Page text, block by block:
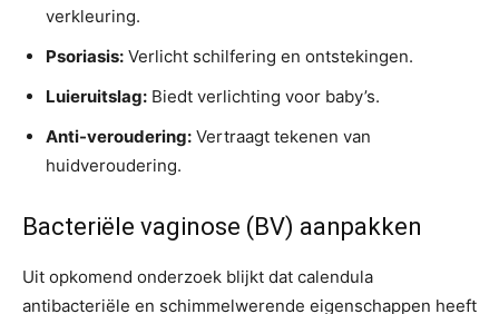
verkleuring.
Psoriasis: Verlicht schilfering en ontstekingen.
Luieruitslag: Biedt verlichting voor baby’s.
Anti-veroudering: Vertraagt ​​tekenen van
huidveroudering.
Bacteriële vaginose (BV) aanpakken
Uit opkomend onderzoek blijkt dat calendula
antibacteriële en schimmelwerende eigenschappen heeft